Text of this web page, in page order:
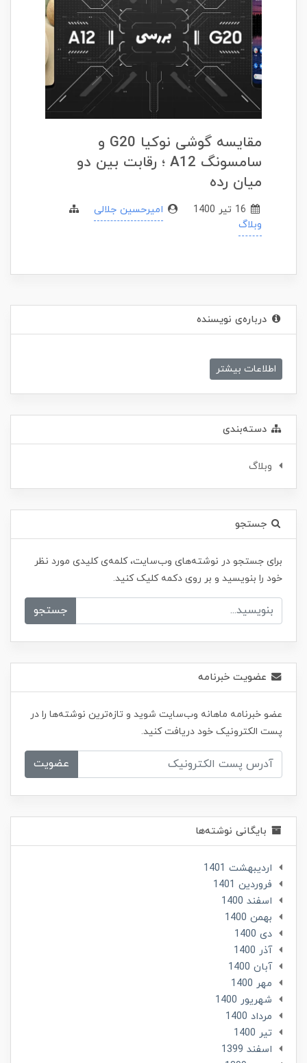
مقایسه گوشی نوکیا G20 و
سامسونگ A12 ؛ رقابت بین دو
میان رده
امیرحسین جلالی
وبلاگ
درباره‌ی نویسنده
اطلاعات بیشتر
دسته‌بندی
وبلاگ
جستجو
برای جستجو در نوشته‌های وب‌سایت، کلمه‌ی کلیدی مورد نظر
خود را بنویسید و بر روی دکمه کلیک کنید.
جستجو
عضویت خبرنامه
عضو خبرنامه ماهانه وب‌سایت شوید و تازه‌ترین نوشته‌ها را در
پست الکترونیک خود دریافت کنید.
عضویت
بایگانی نوشته‌ها
ارديبهشت 1401
فروردین 1401
اسفند 1400
بهمن 1400
دی 1400
آذر 1400
آبان 1400
مهر 1400
شهریور 1400
مرداد 1400
تير 1400
اسفند 1399